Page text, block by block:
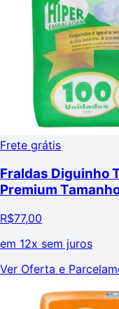
Frete grátis
Fraldas Diguinho
Premium
R$77,00
em 12x sem juros
Ver Oferta e